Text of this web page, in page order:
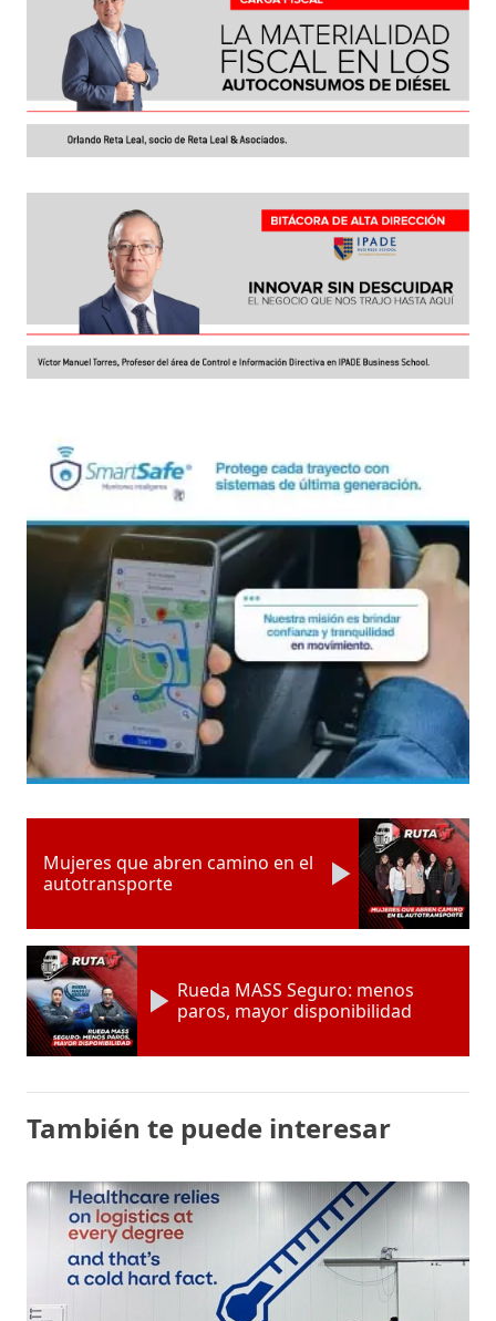
Mujeres que abren camino en el
autotransporte
Rueda MASS Seguro: menos
paros, mayor disponibilidad
También te puede interesar